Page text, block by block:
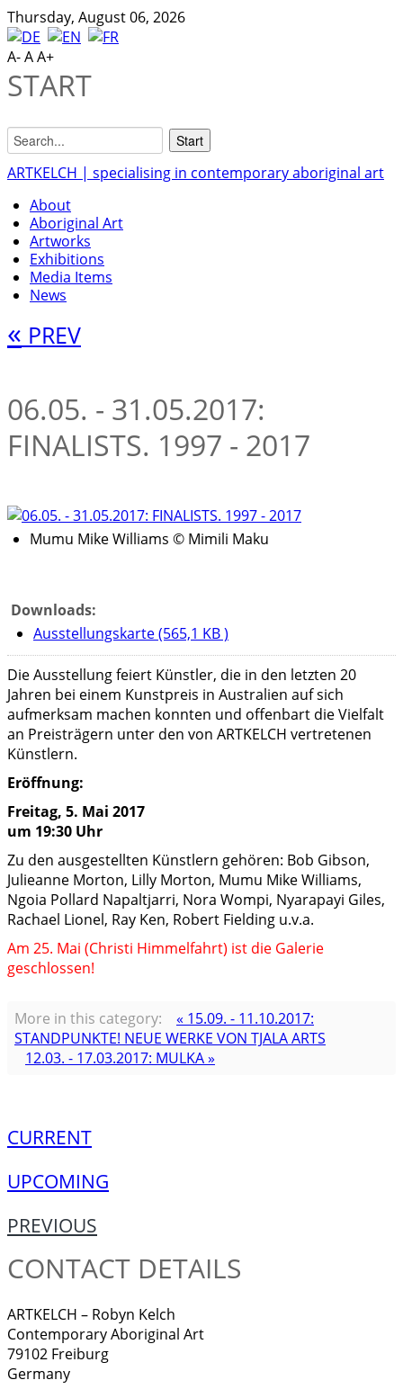
Thursday, August 06, 2026
A-AA+
START
ARTKELCH | specialising in contemporary aboriginal art
About
Aboriginal Art
Artworks
Exhibitions
Media Items
News
« PREV
06.05. - 31.05.2017:
FINALISTS. 1997 - 2017
Mumu Mike Williams © Mimili Maku
Downloads:
Ausstellungskarte (565,1 KB )
Die Ausstellung feiert Künstler, die in den letzten 20
Jahren bei einem Kunstpreis in Australien auf sich
aufmerksam machen konnten und offenbart die Vielfalt
an Preisträgern unter den von ARTKELCH vertretenen
Künstlern.
Eröffnung:
Freitag, 5. Mai 2017
um 19:30 Uhr
Zu den ausgestellten Künstlern gehören: Bob Gibson,
Julieanne Morton, Lilly Morton, Mumu Mike Williams,
Ngoia Pollard Napaltjarri, Nora Wompi, Nyarapayi Giles,
Rachael Lionel, Ray Ken, Robert Fielding u.v.a.
Am 25. Mai (Christi Himmelfahrt) ist die Galerie
geschlossen!
More in this category:
« 15.09. - 11.10.2017:
STANDPUNKTE! NEUE WERKE VON TJALA ARTS
12.03. - 17.03.2017: MULKA »
CURRENT
UPCOMING
PREVIOUS
CONTACT DETAILS
ARTKELCH – Robyn Kelch
Contemporary Aboriginal Art
79102 Freiburg
Germany